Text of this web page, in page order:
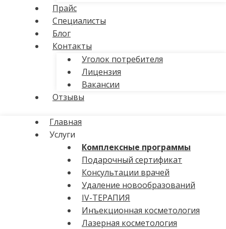
Прайс
Специалисты
Блог
Контакты
Уголок потребителя
Лицензия
Вакансии
Отзывы
Главная
Услуги
Комплексные программы
Подарочный сертификат
Консультации врачей
Удаление новообразований
IV-ТЕРАПИЯ
Инъекционная косметология
Лазерная косметология